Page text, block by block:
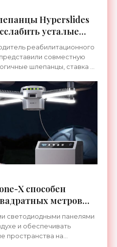
Hyperslides
усталые
- «Гаджеты»
реабилитационного
совместную
шлепанцы, ставка в
X способен
метров
светодиодными панелями
и обеспечивать
пространства на